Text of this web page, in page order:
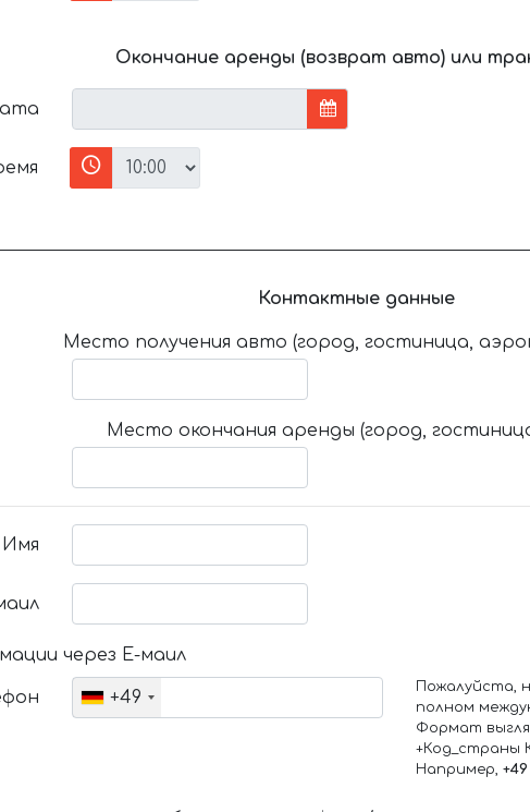
Окончание аренды (возврат авто) или
Контактные данные
Место получения авто (город, гостиница,
Место окончания аренды (город,
Имя
через Е-маил
+49
Пожалуйста,
полном
Формат
+Код_страны
Например,